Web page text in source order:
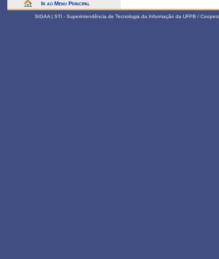
Ir ao Menu Principal
SIGAA | STI - Superintendência de Tecnologia da Informação da UFPB /